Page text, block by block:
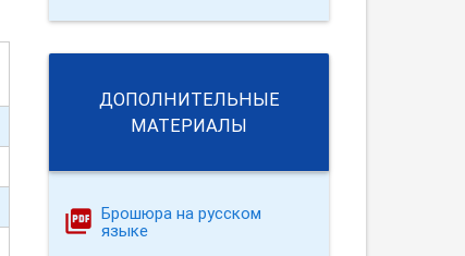
ДОПОЛНИТЕЛЬНЫЕ
МАТЕРИАЛЫ
Брошюра на русском
языке